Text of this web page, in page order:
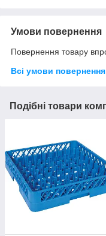
Умови повернення
Повернення товару
Всі умови повернення
Подібні товари